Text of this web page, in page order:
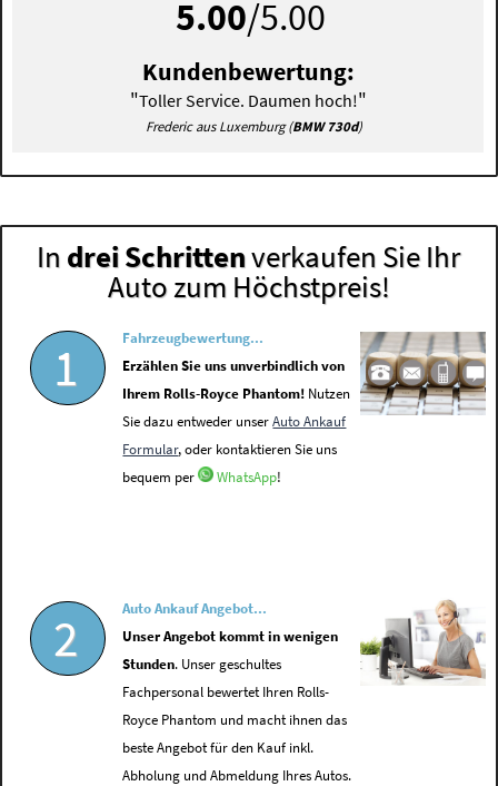
5.00/5.00
Kundenbewertung:
"Toller Service. Daumen hoch!"
Frederic aus Luxemburg (BMW 730d)
In drei Schrittenverkaufen Sie Ihr
Auto zum Höchstpreis!
1
Fahrzeugbewertung...
Erzählen Sie uns unverbindlich von
Ihrem Rolls-Royce Phantom! Nutzen
Sie dazu entweder unserAuto Ankauf
Formular, oder kontaktieren Sie uns
bequem per
WhatsApp!
2
Auto Ankauf Angebot...
Unser Angebot kommt in wenigen
Stunden. Unser geschultes
Fachpersonal bewertet Ihren Rolls-
Royce Phantom und macht ihnen das
beste Angebot für den Kauf inkl.
Abholung und Abmeldung Ihres Autos.